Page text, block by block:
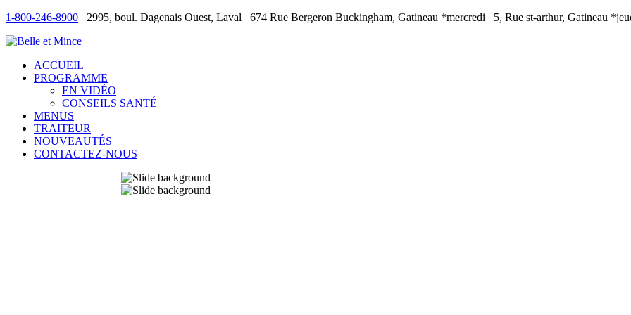
1-800-246-8900 2995, boul. Dagenais Ouest, Laval 674 Rue Bergeron Buckingham, Gatineau *mercredi 5, Rue st-arthur, Gatineau
ACCUEIL
PROGRAMME
EN VIDÉO
CONSEILS SANTÉ
MENUS
TRAITEUR
NOUVEAUTÉS
CONTACTEZ-NOUS